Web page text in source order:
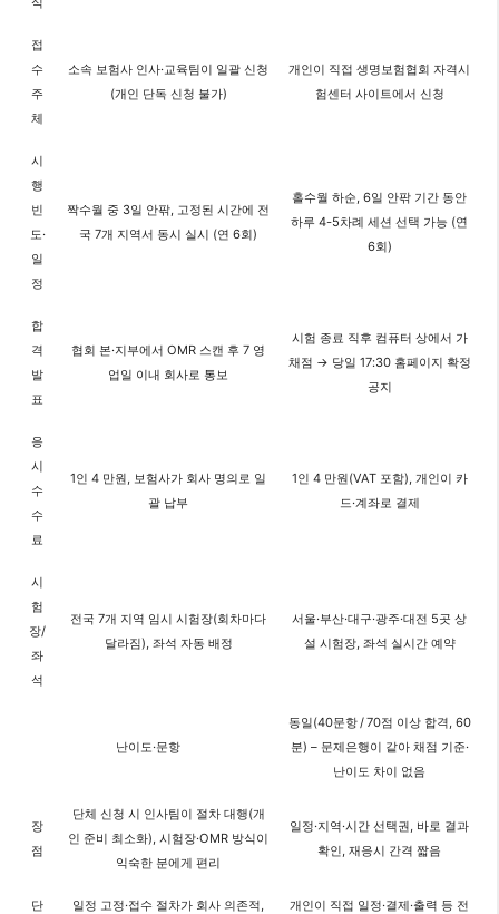
접
수
주
체
소속 보험사 인사·교육팀이 일괄 신청
(개인 단독 신청 불가)
개인이 직접 생명보험협회 자격시
험센터 사이트에서 신청
시
행
빈
도·
일
정
짝수월 중 3일 안팎, 고정된 시간에 전
국 7개 지역서 동시 실시 (연 6회)
홀수월 하순, 6일 안팎 기간 동안
하루 4-5차례 세션 선택 가능 (연
6회)
합
격
발
표
협회 본·지부에서 OMR 스캔 후 7 영
업일 이내 회사로 통보
시험 종료 직후 컴퓨터 상에서 가
채점 → 당일 17:30 홈페이지 확정
공지
응
시
수
수
료
1인 4 만원, 보험사가 회사 명의로 일
괄 납부
1인 4 만원(VAT 포함), 개인이 카
드·계좌로 결제
시
험
장/
좌
석
전국 7개 지역 임시 시험장(회차마다
달라짐), 좌석 자동 배정
서울·부산·대구·광주·대전 5곳 상
설 시험장, 좌석 실시간 예약
난이도·문항
동일(40문항 / 70점 이상 합격, 60
분) – 문제은행이 같아 채점 기준·
난이도 차이 없음
장
점
단체 신청 시 인사팀이 절차 대행(개
인 준비 최소화), 시험장·OMR 방식이
익숙한 분에게 편리
일정·지역·시간 선택권, 바로 결과
확인, 재응시 간격 짧음
단
일정 고정·접수 절차가 회사 의존적,
개인이 직접 일정·결제·출력 등 전